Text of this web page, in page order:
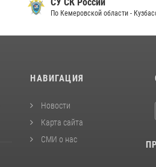
По Кемеровской области -
НАВИГАЦИЯ
Новости
Карта сайта
СМИ о нас